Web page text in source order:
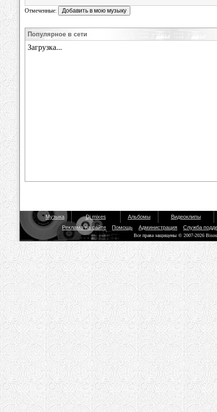
Отмеченные:
Популярное в сети
Музыка Dj mixes Альбомы
Видеоклипы
Реклама на сайте
Помощь Администрация Служба
Все права защищены © 2007-2026